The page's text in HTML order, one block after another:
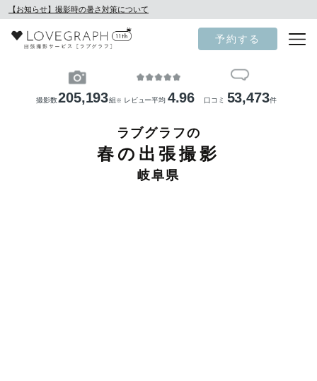
【お知らせ】撮影時の暑さ対策について
予約する
撮影数205,193組 ※ レビュー平均 4.96 口コミ 53,473件
ラブグラフの
春の出張撮影
岐阜県